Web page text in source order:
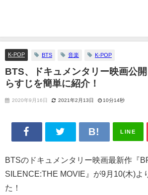
K-POP BTS 音楽 K-POP
BTS、ドキュメンタリー映画公
らすじを簡単に紹介！
2020年9月16日 2021年2月13日 10分14秒
LINE
BTSのドキュメンタリー映画最新作『
SILENCE:THE MOVIE』が9月10(木)よ
た！